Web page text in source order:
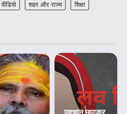
वीडियो शहर और राज्य
शिक्षा